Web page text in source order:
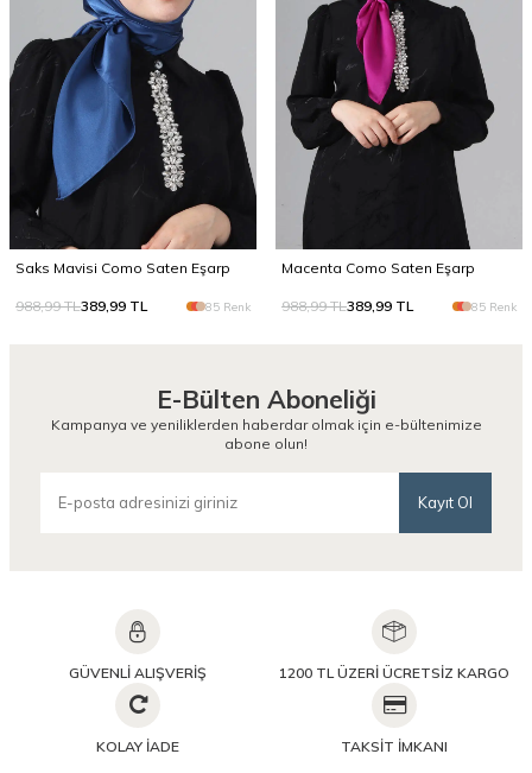
Saks Mavisi Como Saten Eşarp
988,99TL389,99 TL 85 Renk
Macenta Como Saten Eşarp
988,99TL389,99 TL 85 Renk
E-Bülten Aboneliği
Kampanya ve yeniliklerden haberdar olmak için e-bültenimize
abone olun!
Kayıt Ol
GÜVENLİ ALIŞVERİŞ 1200 TL ÜZERİ ÜCRETSİZ KARGO
KOLAY İADE TAKSİT İMKANI